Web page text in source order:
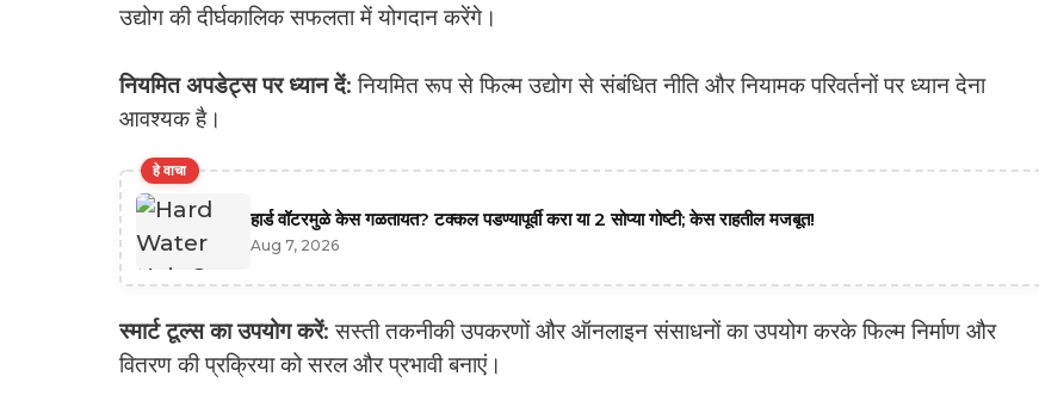
उद्योग की दीर्घकालिक सफलता में योगदान करेंगे।
नियमित अपडेट्स पर ध्यान दें: नियमित रूप से फिल्म उद्योग से संबंधित नीति और नियामक परिवर्तनों पर ध्यान देना
आवश्यक है।
हे वाचा
हार्ड वॉटरमुळे केस गळतायत? टक्कल पडण्यापूर्वी करा या 2 सोप्या गोष्टी; केस राहतील मजबूत!
Aug 7, 2026
स्मार्ट टूल्स का उपयोग करें: सस्ती तकनीकी उपकरणों और ऑनलाइन संसाधनों का उपयोग करके फिल्म निर्माण और
वितरण की प्रक्रिया को सरल और प्रभावी बनाएं।